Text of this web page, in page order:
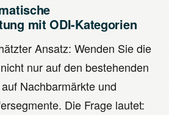
mit ODI-Kategorien
Ansatz: Wenden Sie die
nur auf den bestehenden
Nachbarmärkte und
Die Frage lautet: